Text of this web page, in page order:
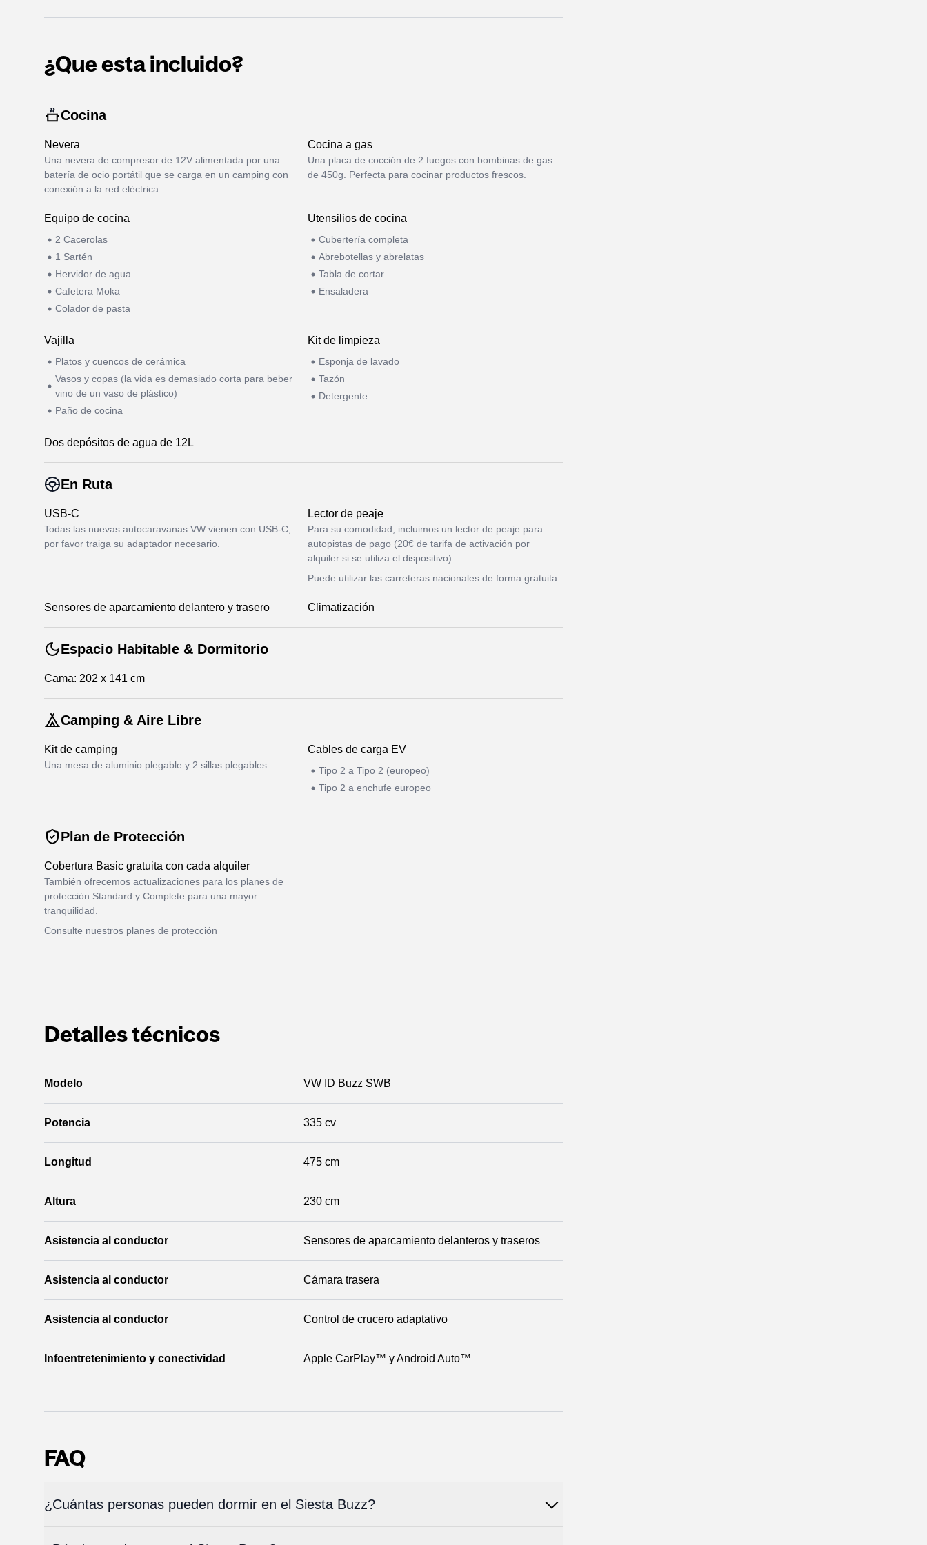
¿Que esta incluido?
Cocina
Nevera
Una nevera de compresor de 12V alimentada por una
batería de ocio portátil que se carga en un camping con
conexión a la red eléctrica.
Cocina a gas
Una placa de cocción de 2 fuegos con bombinas de gas
de 450g. Perfecta para cocinar productos frescos.
Equipo de cocina
2 Cacerolas
1 Sartén
Hervidor de agua
Cafetera Moka
Colador de pasta
Utensilios de cocina
Cubertería completa
Abrebotellas y abrelatas
Tabla de cortar
Ensaladera
Vajilla
Platos y cuencos de cerámica
Vasos y copas (la vida es demasiado corta para beber
vino de un vaso de plástico)
Paño de cocina
Kit de limpieza
Esponja de lavado
Tazón
Detergente
Dos depósitos de agua de 12L
En Ruta
USB-C
Todas las nuevas autocaravanas VW vienen con USB-C,
por favor traiga su adaptador necesario.
Lector de peaje
Para su comodidad, incluimos un lector de peaje para
autopistas de pago (20€ de tarifa de activación por
alquiler si se utiliza el dispositivo).
Puede utilizar las carreteras nacionales de forma gratuita.
Sensores de aparcamiento delantero y trasero Climatización
Espacio Habitable & Dormitorio
Cama: 202 x 141 cm
Camping & Aire Libre
Kit de camping
Una mesa de aluminio plegable y 2 sillas plegables.
Cables de carga EV
Tipo 2 a Tipo 2 (europeo)
Tipo 2 a enchufe europeo
Plan de Protección
Cobertura Basic gratuita con cada alquiler
También ofrecemos actualizaciones para los planes de
protección Standard y Complete para una mayor
tranquilidad.
Consulte nuestros planes de protección
Detalles técnicos
Modelo VW ID Buzz SWB
Potencia 335 cv
Longitud 475 cm
Altura 230 cm
Asistencia al conductor Sensores de aparcamiento delanteros y traseros
Asistencia al conductor Cámara trasera
Asistencia al conductor Control de crucero adaptativo
Infoentretenimiento y conectividad Apple CarPlay™ y Android Auto™
FAQ
¿Cuántas personas pueden dormir en el Siesta Buzz?